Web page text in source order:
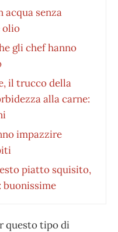
acqua senza
olio
gli chef hanno
il trucco della
alla carne:
impazzire
piatto squisito,
buonissime
questo tipo di